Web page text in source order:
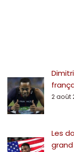
2 août
Les